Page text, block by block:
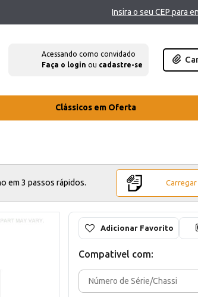
Insira o seu CEP para
Acessando como convidado
Faça o login ou cadastre-se
Clássicos em Oferta
em 3 passos rápidos. Carregar
Adicionar Favorito
Compativel com: